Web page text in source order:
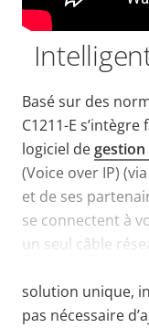
Basé sur des
C1211-E
logiciel degestion
(Voice over IP) (via
et de ses
se connectent à
un seul câble
solution unique,
pas nécessaire